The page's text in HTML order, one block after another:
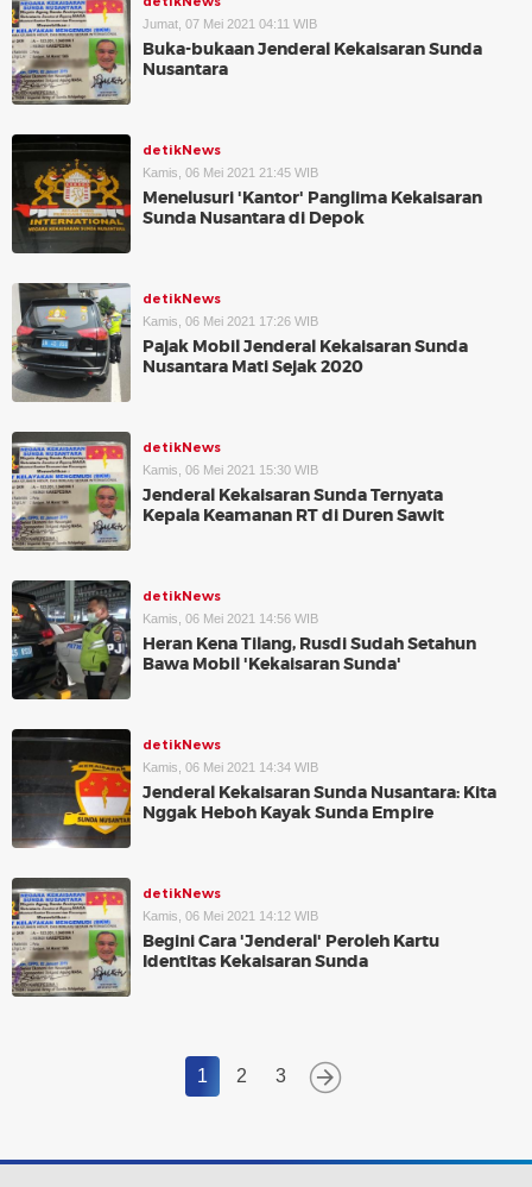
Jumat, 07 Mei 2021 04:11 WIB
Buka-bukaan Jenderal Kekaisaran Sunda
Nusantara
detikNews
Kamis, 06 Mei 2021 21:45 WIB
Menelusuri 'Kantor' Panglima Kekaisaran
Sunda Nusantara di Depok
detikNews
Kamis, 06 Mei 2021 17:26 WIB
Pajak Mobil Jenderal Kekaisaran Sunda
Nusantara Mati Sejak 2020
detikNews
Kamis, 06 Mei 2021 15:30 WIB
Jenderal Kekaisaran Sunda Ternyata
Kepala Keamanan RT di Duren Sawit
detikNews
Kamis, 06 Mei 2021 14:56 WIB
Heran Kena Tilang, Rusdi Sudah Setahun
Bawa Mobil 'Kekaisaran Sunda'
detikNews
Kamis, 06 Mei 2021 14:34 WIB
Jenderal Kekaisaran Sunda Nusantara: Kita
Nggak Heboh Kayak Sunda Empire
detikNews
Kamis, 06 Mei 2021 14:12 WIB
Begini Cara 'Jenderal' Peroleh Kartu
Identitas Kekaisaran Sunda
1 2 3